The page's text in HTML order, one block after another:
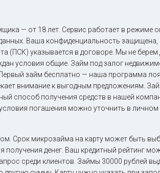
— от 18 лет. Сервис работает в режиме
Ваша конфиденциальность защищена,
(ПСК) указывается в договоре. Мы не
условия общие. Займ под залог
займ бесплатно — наша программа
внимание к выгодным предложениям.
способ получения средств в нашей
погашения можно уточнить в личном
Срок микрозайма на карту может быть
денег. Ваш кредитный рейтинг
среди клиентов. Займы 30000 рублей